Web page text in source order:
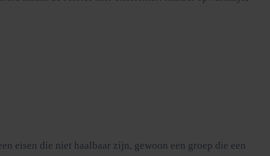
eisen die niet haalbaar zijn, gewoon een groep die een